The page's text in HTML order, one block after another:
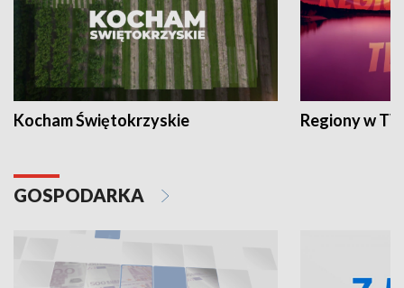
Kocham Świętokrzyskie Regiony w
GOSPODARKA